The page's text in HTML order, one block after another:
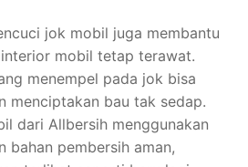
jok mobil juga membantu
mobil tetap terawat.
menempel pada jok bisa
menciptakan bau tak sedap.
dari Allbersih menggunakan
bahan pembersih aman,